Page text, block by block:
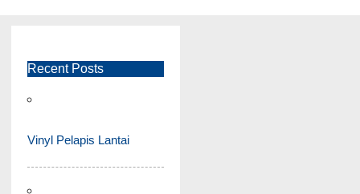
Recent Posts
Vinyl Pelapis Lantai